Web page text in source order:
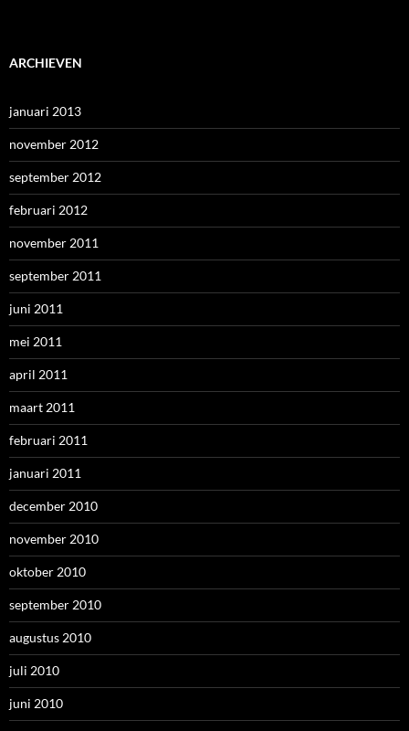
ARCHIEVEN
januari 2013
november 2012
september 2012
februari 2012
november 2011
september 2011
juni 2011
mei 2011
april 2011
maart 2011
februari 2011
januari 2011
december 2010
november 2010
oktober 2010
september 2010
augustus 2010
juli 2010
juni 2010